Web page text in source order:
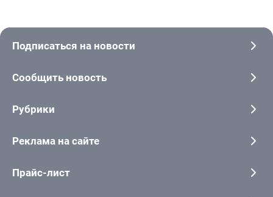
Подписаться на новости
Сообщить новость
Рубрики
Реклама на сайте
Прайс-лист